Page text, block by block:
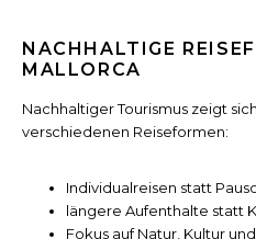
NACHHALTIGE
MALLORCA
Nachhaltiger Tourismus zeigt
verschiedenen Reiseformen:
Individualreisen statt
längere Aufenthalte statt
Fokus auf Natur, Kultur